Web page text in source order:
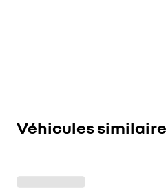
Véhicules